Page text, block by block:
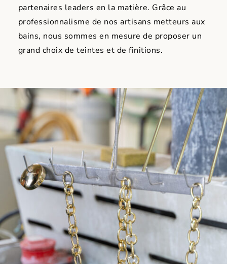
partenaires leaders en la matière. Grâce au
professionnalisme de nos artisans metteurs aux
bains, nous sommes en mesure de proposer un
grand choix de teintes et de finitions.